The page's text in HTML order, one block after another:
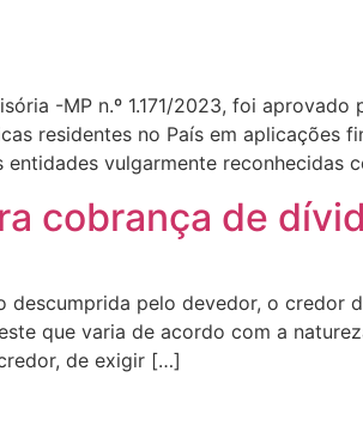
-MP n.º 1.171/2023, foi
residentes no País em aplicações
entidades vulgarmente reconhecidas
cobrança de
descumprida pelo devedor, o
que varia de acordo com a
de exigir […]